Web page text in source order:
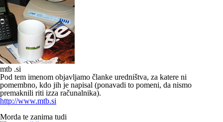
mtb .si
Pod tem imenom objavljamo članke uredništva, za katere ni
pomembno, kdo jih je napisal (ponavadi to pomeni, da nismo
premaknili riti izza računalnika).
http://www.mtb.si
Morda te zanima tudi